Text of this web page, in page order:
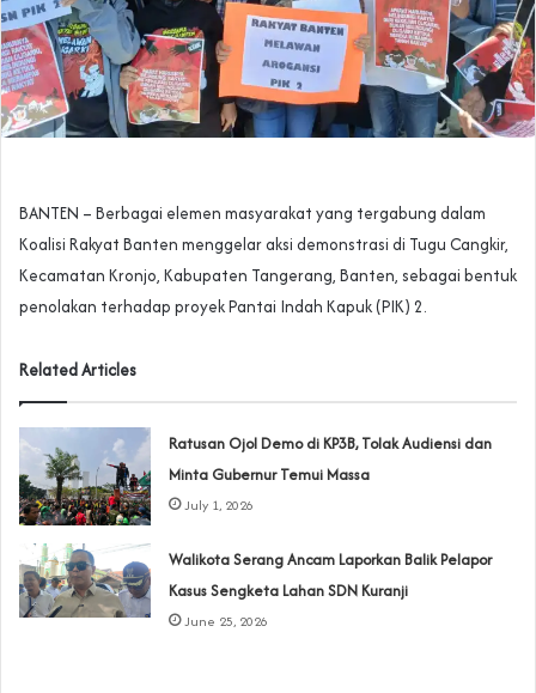
BANTEN – Berbagai elemen masyarakat yang tergabung dalam
Koalisi Rakyat Banten menggelar aksi demonstrasi di Tugu Cangkir,
Kecamatan Kronjo, Kabupaten Tangerang, Banten, sebagai bentuk
penolakan terhadap proyek Pantai Indah Kapuk (PIK) 2.
Related Articles
‎Ratusan Ojol Demo di KP3B, Tolak Audiensi dan
Minta Gubernur Temui Massa
July 1, 2026
Walikota Serang Ancam Laporkan Balik Pelapor
Kasus Sengketa Lahan SDN Kuranji‎
June 25, 2026